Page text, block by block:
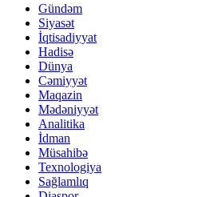
Gündəm
Siyasət
İqtisadiyyat
Hadisə
Dünya
Cəmiyyət
Maqazin
Mədəniyyət
Analitika
İdman
Müsahibə
Texnologiya
Sağlamlıq